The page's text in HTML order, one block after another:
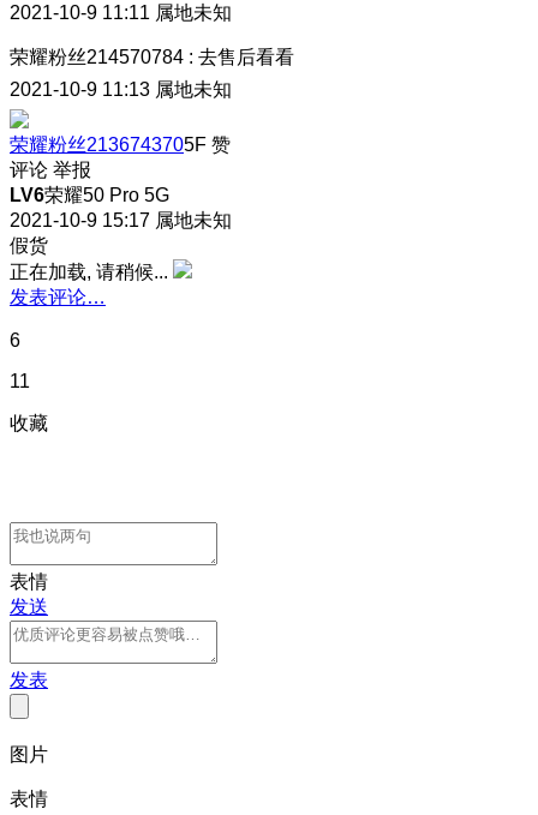
2021-10-9 11:11 属地未知
荣耀粉丝214570784 : 去售后看看
2021-10-9 11:13 属地未知
荣耀粉丝2136743705F 赞
评论 举报
LV6荣耀50 Pro 5G
2021-10-9 15:17 属地未知
假货
正在加载, 请稍候...
发表评论…
6
11
收藏
表情
发送
发表
图片
表情